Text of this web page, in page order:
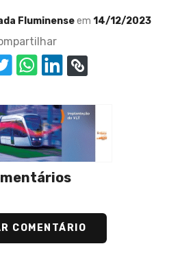
Fluminenseem 14/12/2023
COMENTÁRIO